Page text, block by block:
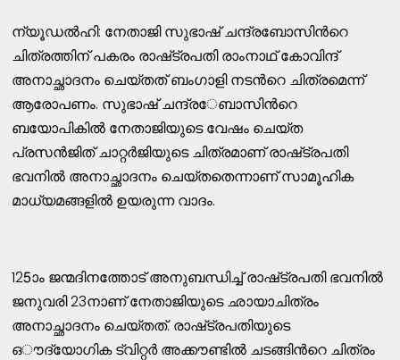
ന്യൂഡൽഹി: നേതാജി സുഭാഷ്​ ചന്ദ്രബോസിന്‍റെ
ചിത്രത്തിന്​ പകരം രാഷ്​ട്രപതി രാംനാഥ്​ കോവിന്ദ്​
അനാച്ഛാദനം ചെയ്​തത്​ ബംഗാളി ​ന​ട​ന്‍റെ ചിത്രമെന്ന്​
ആരോപണം. സു​ഭാഷ്​ ചന്ദ്ര​േബാസിന്‍റെ
ബയോപികിൽ നേതാജിയുടെ വേഷം ചെയ്​ത
പ്രസൻജിത്​ ചാറ്റർജിയുടെ ചിത്രമാണ്​ രാഷ്​ട്രപതി
ഭവനിൽ അനാച്ഛാദനം ചെയ്​തതെന്നാണ്​ സാമൂഹിക
മാധ്യമങ്ങളിൽ ഉയരുന്ന വാദം.
125ാം ജന്മദിനത്തോട്​ അനുബന്ധിച്ച്​ രാഷ്​ട്രപതി ഭവനിൽ
ജനുവരി 23നാണ്​​ നേതാജിയുടെ ഛായാചിത്രം
അനാച്ഛാദനം ചെയ്​തത്. രാഷ്​ട്രപതിയുടെ
ഒൗദ്യോഗിക ട്വിറ്റർ അക്കൗണ്ടിൽ ചടങ്ങിന്‍റെ ചിത്രം